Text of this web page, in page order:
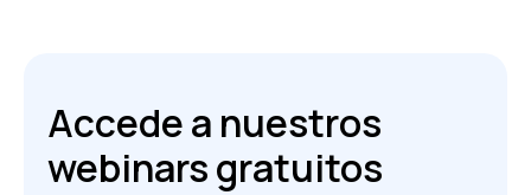
Accede a nuestros
webinars gratuitos